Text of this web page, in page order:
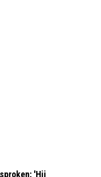
'Hij